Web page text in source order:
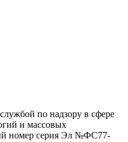
по надзору в сфере
и массовых
номер серия Эл №ФС77-